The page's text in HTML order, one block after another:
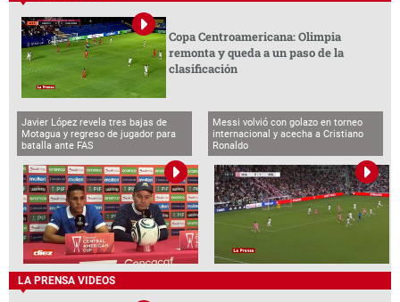
Copa Centroamericana: Olimpia
remonta y queda a un paso de la
clasificación
Javier López revela tres bajas de
Motagua y regreso de jugador para
batalla ante FAS
Messi volvió con golazo en torneo
internacional y acecha a Cristiano
Ronaldo
LA PRENSA VIDEOS